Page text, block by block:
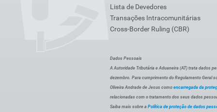
Lista de Devedores
Transações Intracomunitárias
Cross-Border Ruling (CBR)
Dados Pessoais
A Autoridade Tributária e Aduaneira (AT) trata dados
dezembro. Para cumprimento do Regulamento Geral
Oliveira Andrade de Jesus como encarregada da
relacionadas com o tratamento dos seus dados
Saiba mais sobre a Política de proteção de dados